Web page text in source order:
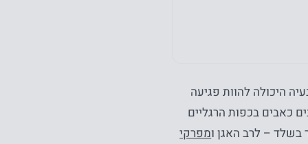
היכולה להוות פגיעה
כאבים בכפות הרגליים
בשלד – לרב האגן ומפרקי